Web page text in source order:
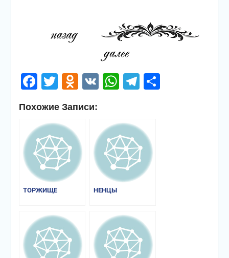
Facebook
Twitter
Odnoklassniki
VK WhatsApp
Telegram
Похожие Записи:
ТОРЖИЩЕ НЕНЦЫ